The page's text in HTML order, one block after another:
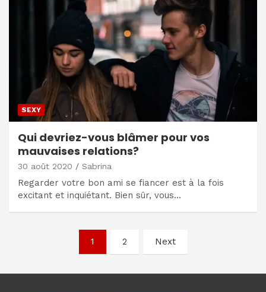
SEXY
Qui devriez-vous blâmer pour vos
mauvaises relations?
30 août 2020 Sabrina
Regarder votre bon ami se fiancer est à la fois
excitant et inquiétant. Bien sûr, vous…
articles
1 2 Next